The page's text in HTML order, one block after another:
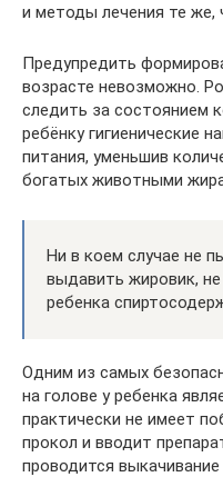
и методы лечения те же,
Предупредить
возрасте невозможно.
следить за состоянием
ребёнку гигиенические
питания, уменьшив
богатых животными
Ни в коем случае не
выдавить жировик,
ребенка
Одним из самых
на голове у ребенка
практически не имеет
прокол и вводит
проводится